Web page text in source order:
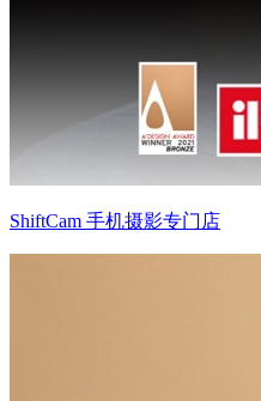
ShiftCam 手机摄影专门店